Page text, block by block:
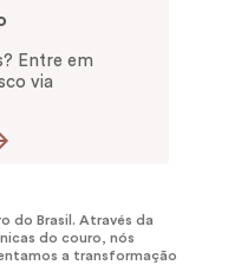
Entre em
via
do Brasil. Através da
do couro, nós
a transformação